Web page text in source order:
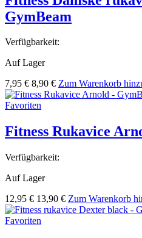
GymBeam
Verfügbarkeit:
Auf Lager
7,95 € 8,90 € Zum Warenkorb
Favoriten
Fitness Rukavice
Verfügbarkeit:
Auf Lager
12,95 € 13,90 € Zum Warenkorb
Favoriten